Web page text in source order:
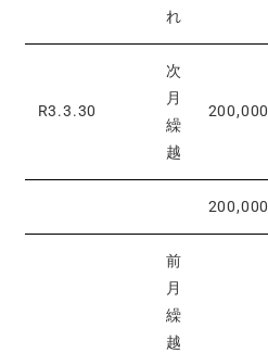
れ
R3.3.30
次
月
繰
越
200,000
200,000
前
月
繰
越